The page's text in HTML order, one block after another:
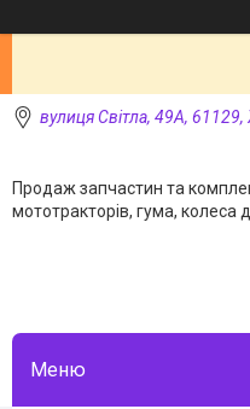
вулиця Світла, 49А, 61129,
Продаж запчастин та
мототракторів, гума, колеса